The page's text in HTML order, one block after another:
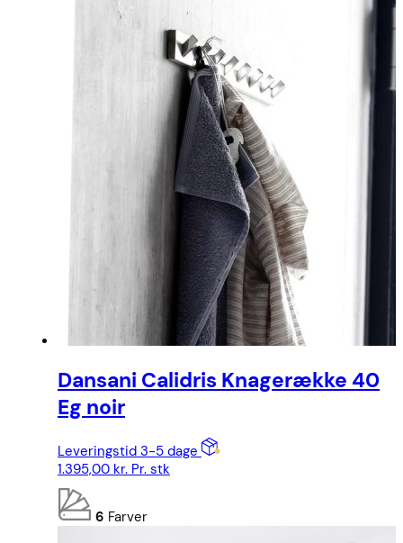
Dansani Calidris Knagerække 40
Eg noir
Leveringstid 3-5 dage
1.395,00 kr. Pr. stk
6 Farver